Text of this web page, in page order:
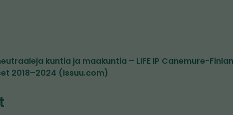
kuntia ja maakuntia – LIFE IP Canemure-
2018–2024 (Issuu.com)